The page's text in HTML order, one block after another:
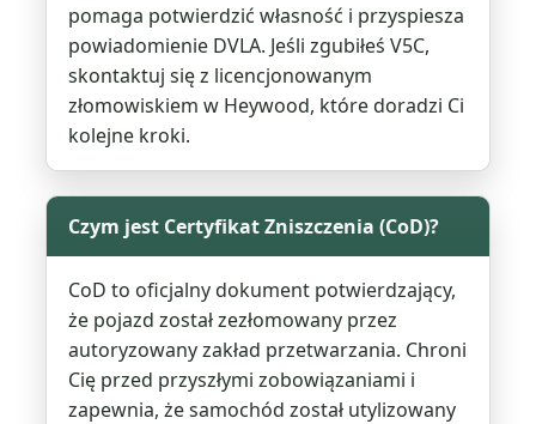
pomaga potwierdzić własność i przyspiesza
powiadomienie DVLA. Jeśli zgubiłeś V5C,
skontaktuj się z licencjonowanym
złomowiskiem w Heywood, które doradzi Ci
kolejne kroki.
Czym jest Certyfikat Zniszczenia (CoD)?
CoD to oficjalny dokument potwierdzający,
że pojazd został zezłomowany przez
autoryzowany zakład przetwarzania. Chroni
Cię przed przyszłymi zobowiązaniami i
zapewnia, że samochód został utylizowany